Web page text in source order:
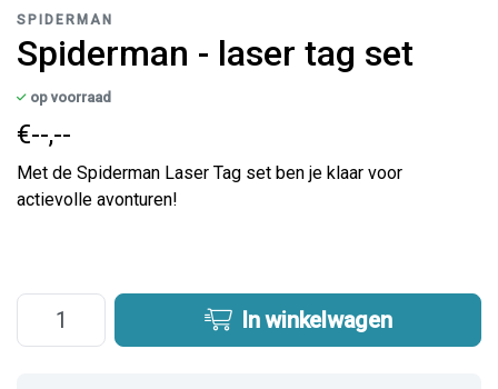
SPIDERMAN
Spiderman - laser tag set
op voorraad
€--,--
Met de Spiderman Laser Tag set ben je klaar voor
actievolle avonturen!
In winkelwagen